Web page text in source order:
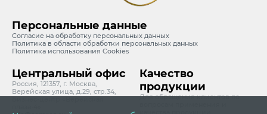
Персональные данные
Согласие на обработку персональных данных
Политика в области обработки персональных данных
Политика использования Cookies
Центральный офис
Россия, 121357, г. Москва,
Верейская улица, д.29, стр.34,
Качество
продукции
Для обращения клиентов по